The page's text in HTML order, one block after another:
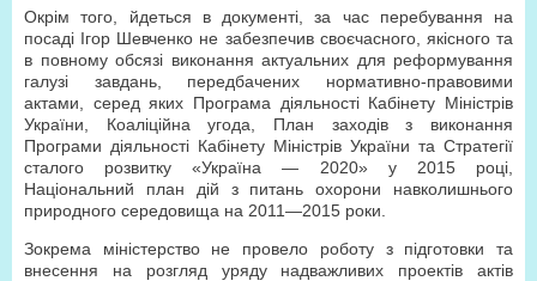
Окрім того, йдеться в документі, за час перебування на
посаді Ігор Шевченко не забезпечив своєчасного, якісного та
в повному обсязі виконання актуальних для реформування
галузі завдань, передбачених нормативно-правовими
актами, серед яких Програма діяльності Кабінету Міністрів
України, Коаліційна угода, План заходів з виконання
Програми діяльності Кабінету Міністрів України та Стратегії
сталого розвитку «Україна — 2020» у 2015 році,
Національний план дій з питань охорони навколишнього
природного середовища на 2011—2015 роки.
Зокрема міністерство не провело роботу з підготовки та
внесення на розгляд уряду надважливих проектів актів